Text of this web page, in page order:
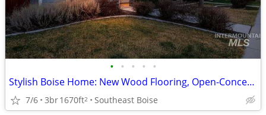
• • • • •
Stylish Boise Home: New Wood Flooring, Open-Concept Layout, Prime Loca
7/6 3br1670ft2 Southeast Boise